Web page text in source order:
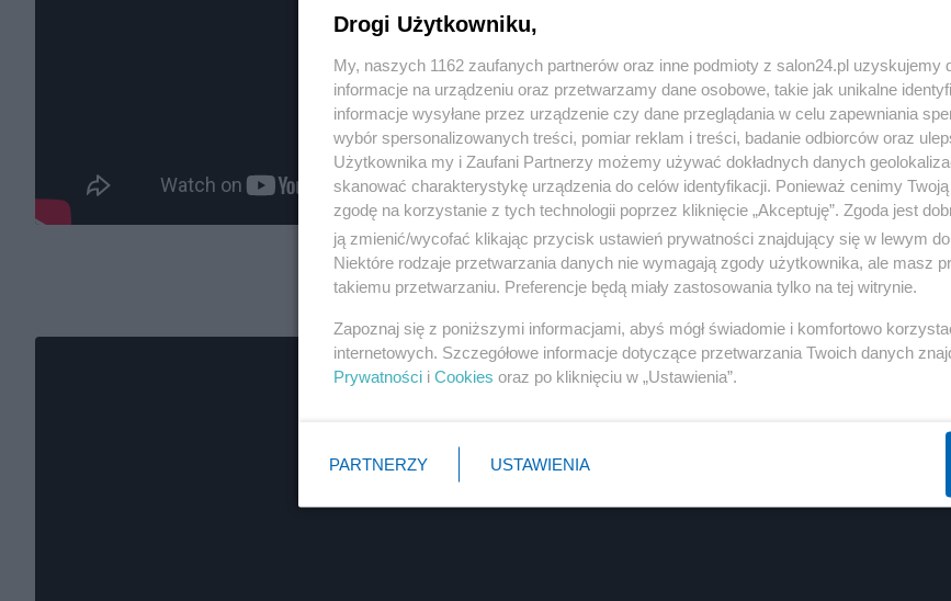
Reklama
Drogi Użytkowniku,
My, naszych 1162 zaufanych partnerów oraz inne podmioty z salon24.pl uzyskujemy
informacje na urządzeniu oraz przetwarzamy dane osobowe, takie jak unikalne
informacje wysyłane przez urządzenie czy dane przeglądania w celu zapewniania
wybór spersonalizowanych treści, pomiar reklam i treści, badanie odbiorców oraz
Użytkownika my i Zaufani Partnerzy możemy używać dokładnych danych
skanować charakterystykę urządzenia do celów identyfikacji. Ponieważ cenimy
zgodę na korzystanie z tych technologii poprzez kliknięcie „Akceptuję”. Zgoda jest
ją zmienić/wycofać klikając przycisk ustawień prywatności znajdujący się w lewym
Niektóre rodzaje przetwarzania danych nie wymagają zgody użytkownika, ale masz
takiemu przetwarzaniu. Preferencje będą miały zastosowania tylko na tej witrynie.
Zapoznaj się z poniższymi informacjami, abyś mógł świadomie i komfortowo
internetowych. Szczegółowe informacje dotyczące przetwarzania Twoich danych
Prywatności i Cookies oraz po kliknięciu w „Ustawienia”.
PARTNERZY USTAWIENIA